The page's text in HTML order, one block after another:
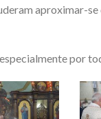
aproximar-
por